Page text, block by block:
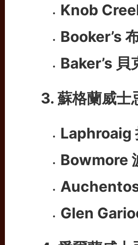
Knob
Booker’s
Baker’s 貝
3. 蘇格蘭威
Laphroaig
Bowmore
Glen